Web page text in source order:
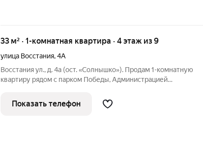
33 м² · 1-комнатная квартира · 4 этаж из 9
улица Восстания,4А
Восстания ул., д. 4а (ост. «Солнышко»). Продам 1-комнатную
квартиру рядом с парком Победы, Администрацией
Предлагаем Вашему вниманию возможность приобрести 1-
комнатную квартиру с ремонтом в
Показать телефон